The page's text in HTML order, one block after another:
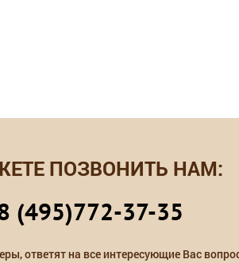
ПОЗВОНИТЬ НАМ:
(495)772-37-35
ответят на все интересующие Вас